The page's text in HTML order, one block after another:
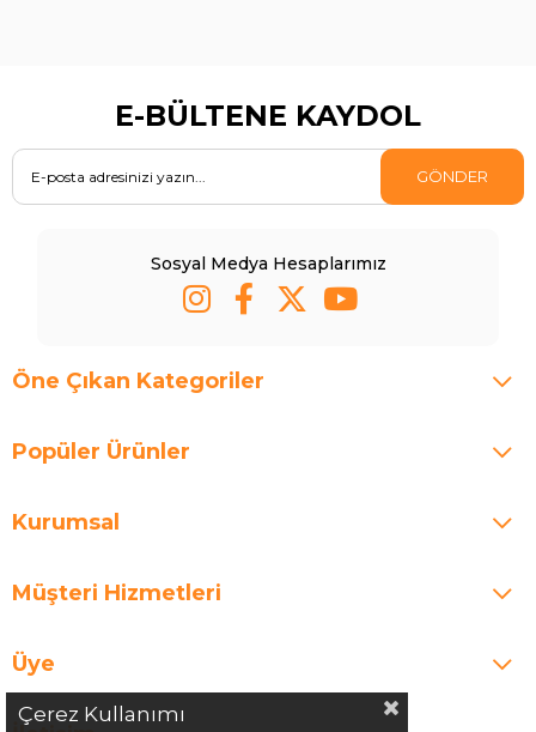
E-BÜLTENE KAYDOL
GÖNDER
Sosyal Medya Hesaplarımız
Öne Çıkan Kategoriler
Popüler Ürünler
Kurumsal
Müşteri Hizmetleri
Üye
Çerez Kullanımı